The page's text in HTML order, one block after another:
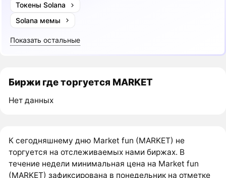
Токены Solana
Solana мемы
Показать остальные
Биржи где торгуется MARKET
Нет данных
К сегодняшнему дню Market fun (MARKET) не
торгуется на отслеживаемых нами биржах. В
течение недели минимальная цена на Market fun
(MARKET) зафиксирована в понедельник на отметке